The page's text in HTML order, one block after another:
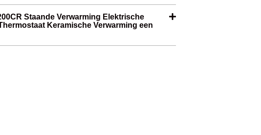
Staande Verwarming Elektrische
Keramische Verwarming een